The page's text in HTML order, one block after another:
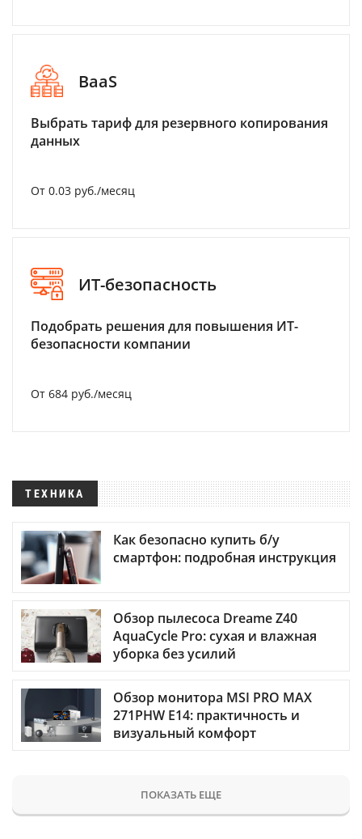
BaaS
Выбрать тариф для резервного копирования
данных
От 0.03 руб./месяц
ИТ-безопасность
Подобрать решения для повышения ИТ-
безопасности компании
От 684 руб./месяц
ТЕХНИКА
Как безопасно купить б/у
смартфон: подробная инструкция
Обзор пылесоса Dreame Z40
AquaCycle Pro: сухая и влажная
уборка без усилий
Обзор монитора MSI PRO MAX
271PHW E14: практичность и
визуальный комфорт
ПОКАЗАТЬ ЕЩЕ